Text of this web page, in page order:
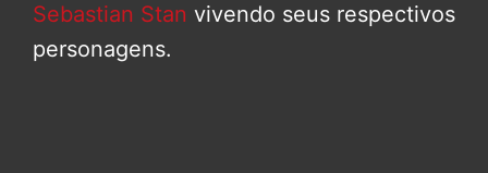
Sebastian Stan vivendo seus respectivos
personagens.